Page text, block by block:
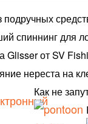
подручных
спиннинг для
Glisser от SV
нереста на
Как не